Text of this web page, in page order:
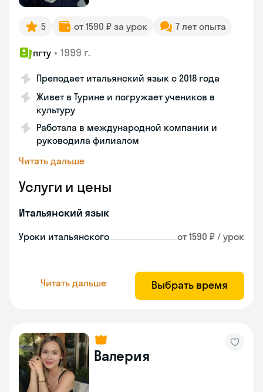
5 от 1590 ₽ за урок 7 лет опыта
пгту • 1999 г.
Преподает итальянский язык с 2018 года
Живет в Турине и погружает учеников в
культуру
Работала в международной компании и
руководила филиалом
Читать дальше
Услуги и цены
Итальянский язык
Уроки итальянского от 1590 ₽ / урок
Читать дальше Выбрать время
Валерия